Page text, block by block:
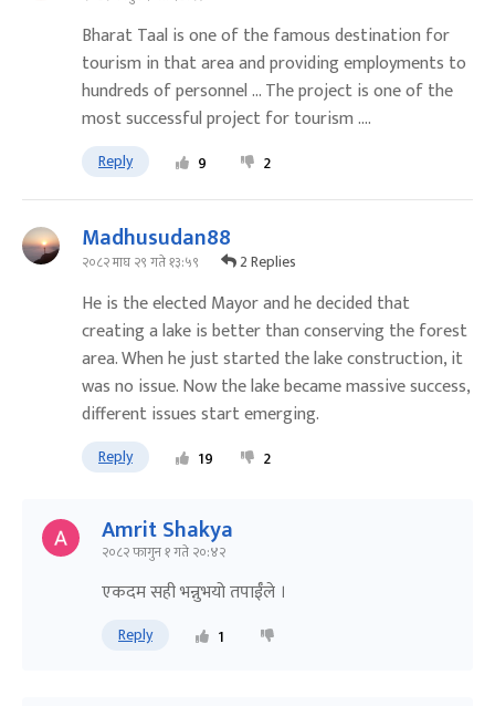
Bharat Taal is one of the famous destination for
tourism in that area and providing employments to
hundreds of personnel ... The project is one of the
most successful project for tourism ....
Reply 9 2
Madhusudan88
२०८२ माघ २९ गते १३:५९ 2 Replies
He is the elected Mayor and he decided that
creating a lake is better than conserving the forest
area. When he just started the lake construction, it
was no issue. Now the lake became massive success,
different issues start emerging.
Reply 19 2
Amrit Shakya
२०८२ फागुन १ गते २०:४२
एकदम सही भन्नुभयो तपाईँले ।
Reply 1